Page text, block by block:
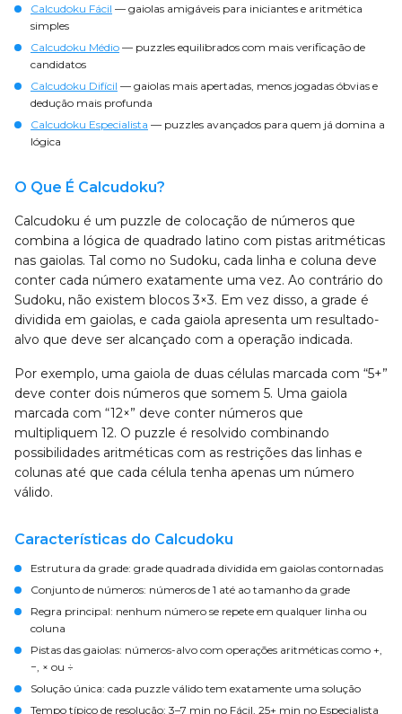
Calcudoku Fácil — gaiolas amigáveis para iniciantes e aritmética
simples
Calcudoku Médio — puzzles equilibrados com mais verificação de
candidatos
Calcudoku Difícil — gaiolas mais apertadas, menos jogadas óbvias e
dedução mais profunda
Calcudoku Especialista — puzzles avançados para quem já domina a
lógica
O Que É Calcudoku?
Calcudoku é um puzzle de colocação de números que
combina a lógica de quadrado latino com pistas aritméticas
nas gaiolas. Tal como no Sudoku, cada linha e coluna deve
conter cada número exatamente uma vez. Ao contrário do
Sudoku, não existem blocos 3×3. Em vez disso, a grade é
dividida em gaiolas, e cada gaiola apresenta um resultado-
alvo que deve ser alcançado com a operação indicada.
Por exemplo, uma gaiola de duas células marcada com “5+”
deve conter dois números que somem 5. Uma gaiola
marcada com “12×” deve conter números que
multipliquem 12. O puzzle é resolvido combinando
possibilidades aritméticas com as restrições das linhas e
colunas até que cada célula tenha apenas um número
válido.
Características do Calcudoku
Estrutura da grade: grade quadrada dividida em gaiolas contornadas
Conjunto de números: números de 1 até ao tamanho da grade
Regra principal: nenhum número se repete em qualquer linha ou
coluna
Pistas das gaiolas: números-alvo com operações aritméticas como +,
−, × ou ÷
Solução única: cada puzzle válido tem exatamente uma solução
Tempo típico de resolução: 3–7 min no Fácil, 25+ min no Especialista